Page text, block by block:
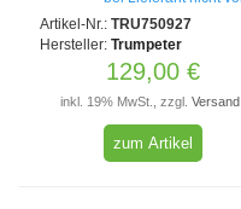
Artikel-Nr.:TRU750927
Hersteller:Trumpeter
129,00 €
inkl. 19% MwSt., zzgl. Versand
zum Artikel